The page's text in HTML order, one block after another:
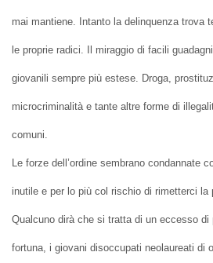
mai mantiene. Intanto la delinquenza trova
le proprie radici. Il miraggio di facili
giovanili sempre più estese. Droga,
microcriminalità e tante altre forme di
comuni.
Le forze dell’ordine sembrano condannate
inutile e per lo più col rischio di rimetterci la
Qualcuno dirà che si tratta di un eccesso
fortuna, i giovani disoccupati neolaureati di